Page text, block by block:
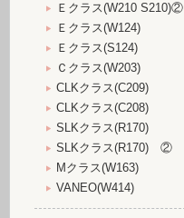
Ｅクラス(W210 S210)②
Ｅクラス(W124)
Ｅクラス(S124)
Ｃクラス(W203)
CLKクラス(C209)
CLKクラス(C208)
SLKクラス(R170)
SLKクラス(R170) ②
Mクラス(W163)
VANEO(W414)